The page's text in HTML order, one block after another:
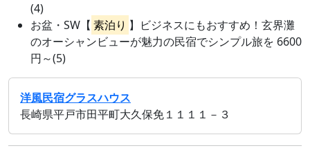
(4)
お盆・SW【 素泊り 】ビジネスにもおすすめ！玄界灘
のオーシャンビューが魅力の民宿でシンプル旅を 6600
円～(5)
洋風民宿グラスハウス
長崎県平戸市田平町大久保免１１１１－３